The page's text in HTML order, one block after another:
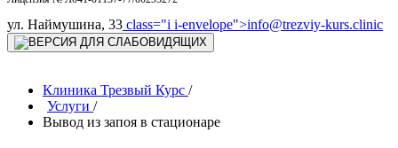
ул. Наймушина, 33 class="i i-envelope">info@trezviy-kurs.clinic
Клиника Трезвый Курс /
Услуги /
Вывод из запоя в стационаре